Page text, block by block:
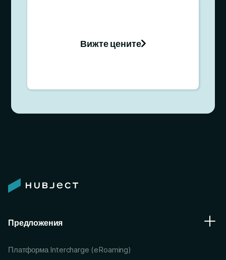
Вижте цените
Предложения
Платформа Intercharge (eRoaming)